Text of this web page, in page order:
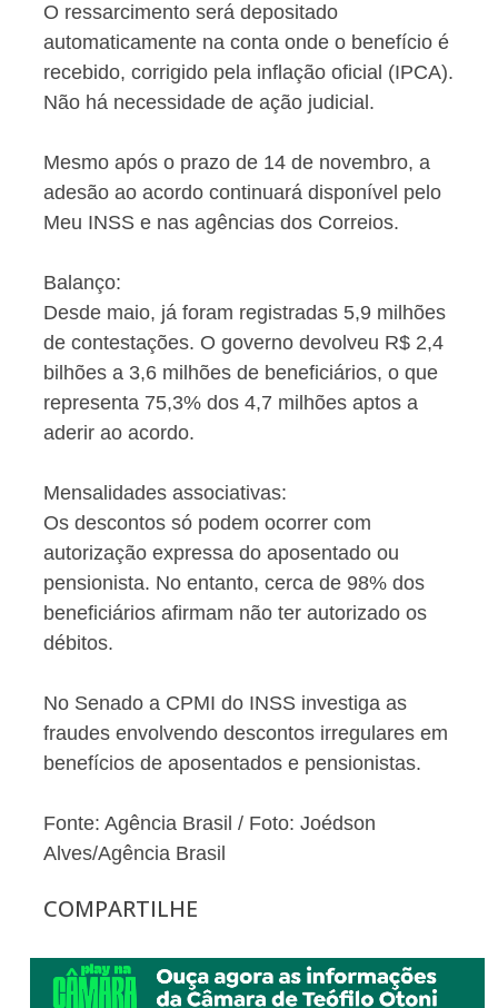
O ressarcimento será depositado
automaticamente na conta onde o benefício é
recebido, corrigido pela inflação oficial (IPCA).
Não há necessidade de ação judicial.
Mesmo após o prazo de 14 de novembro, a
adesão ao acordo continuará disponível pelo
Meu INSS e nas agências dos Correios.
Balanço:
Desde maio, já foram registradas 5,9 milhões
de contestações. O governo devolveu R$ 2,4
bilhões a 3,6 milhões de beneficiários, o que
representa 75,3% dos 4,7 milhões aptos a
aderir ao acordo.
Mensalidades associativas:
Os descontos só podem ocorrer com
autorização expressa do aposentado ou
pensionista. No entanto, cerca de 98% dos
beneficiários afirmam não ter autorizado os
débitos.
No Senado a CPMI do INSS investiga as
fraudes envolvendo descontos irregulares em
benefícios de aposentados e pensionistas.
Fonte: Agência Brasil / Foto: Joédson
Alves/Agência Brasil
COMPARTILHE